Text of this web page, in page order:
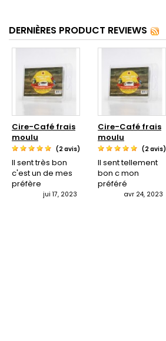
DERNIÈRES PRODUCT REVIEWS
Cire-Café frais
moulu
(2 avis)
Il sent très bon
c'est un de mes
préfère
jui 17, 2023
Cire-Café frais
moulu
(2 avis)
Il sent tellement
bon c mon
préféré
avr 24, 2023